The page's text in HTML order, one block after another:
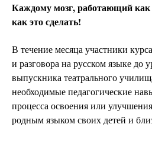
Каждому мозг, работающий как
как это сделать!
В течение месяца участники
и разговора на русском языке до
выпускника театрального
необходимые педагогические
процесса освоения или
родным языком своих детей и